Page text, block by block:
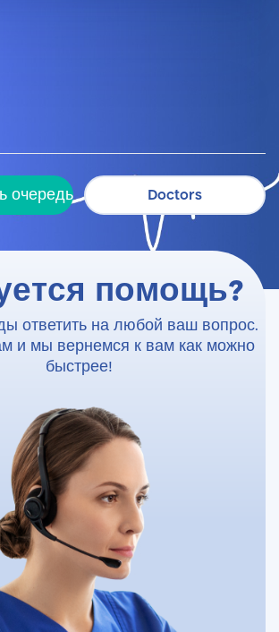
очередь Doctors
помощь?
ответить на любой ваш вопрос.
и мы вернемся к вам как можно
быстрее!